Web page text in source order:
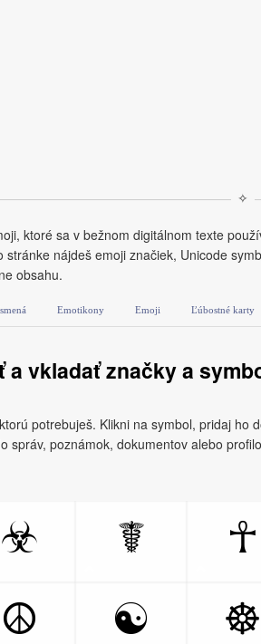
✧
ktoré sa v bežnom digitálnom texte
nájdeš emoji značiek, Unicode
obsahu.
Emotikony Emoji Ľúbostné karty
a vkladať značky a
potrebuješ. Klikni na symbol, pridaj ho
správ, poznámok, dokumentov alebo
☣ ☤ ☥
☮ ☯ ☸